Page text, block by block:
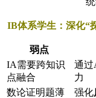
IB体系学生：深化“
弱点
IA需要跨知识
点融合
通过
力
数论证明题薄
强化